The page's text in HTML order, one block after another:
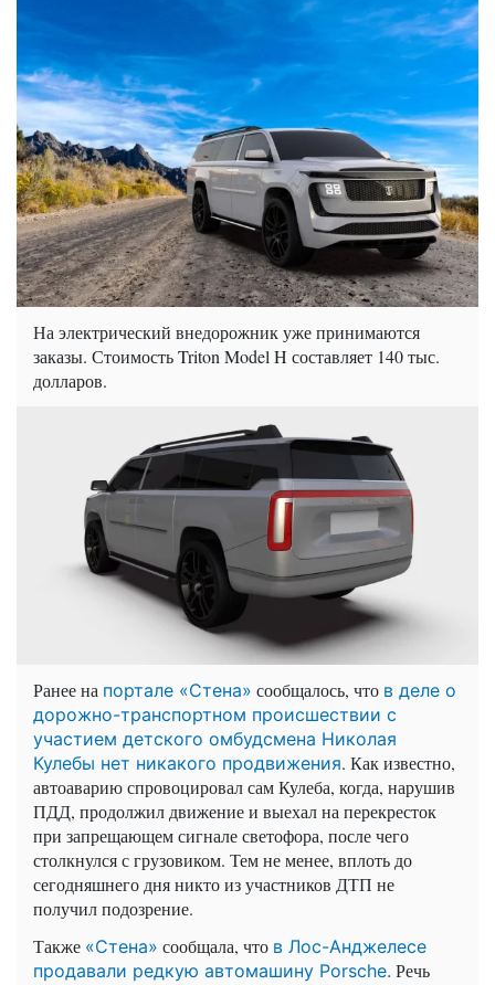
На электрический внедорожник уже принимаются
заказы. Стоимость Triton Model H составляет 140 тыс.
долларов.
Ранее на портале «Стена» сообщалось, что в деле о
дорожно-транспортном происшествии с
участием детского омбудсмена Николая
Кулебы нет никакого продвижения. Как известно,
автоаварию спровоцировал сам Кулеба, когда, нарушив
ПДД, продолжил движение и выехал на перекресток
при запрещающем сигнале светофора, после чего
столкнулся с грузовиком. Тем не менее, вплоть до
сегодняшнего дня никто из участников ДТП не
получил подозрение.
Также «Стена» сообщала, что в Лос-Анджелесе
продавали редкую автомашину Porsche. Речь